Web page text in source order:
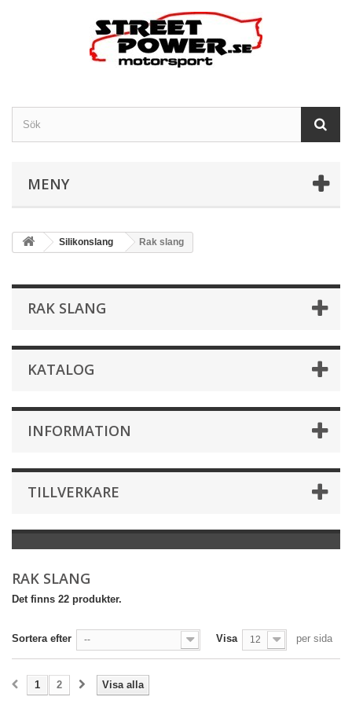
MENY
Silikonslang Rak slang
RAK SLANG
KATALOG
INFORMATION
TILLVERKARE
RAK SLANG
Det finns 22 produkter.
Sortera efter -- Visa 12 per sida
Visa alla
1 2